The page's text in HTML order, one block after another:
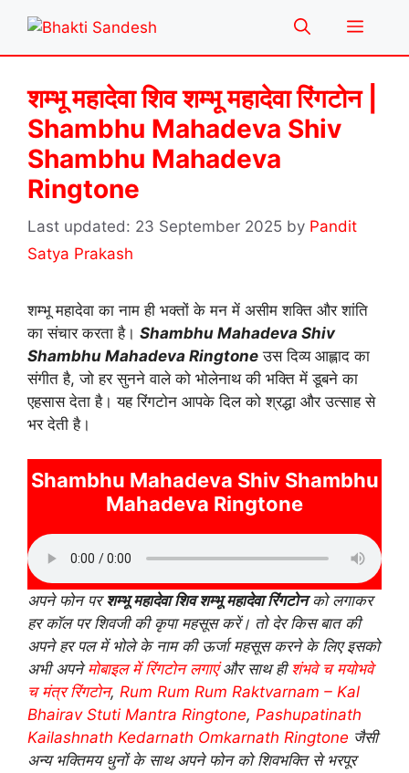
content
Menu
शम्भू महादेवा शिव शम्भू महादेवा रिंगटोन |
Shambhu Mahadeva Shiv
Shambhu Mahadeva
Ringtone
23 September 2025 by Pandit
Satya Prakash
शम्भू महादेवा का नाम ही भक्तों के मन में असीम शक्ति और शांति
का संचार करता है। Shambhu Mahadeva Shiv
Shambhu Mahadeva Ringtone उस दिव्य आह्लाद का
संगीत है, जो हर सुनने वाले को भोलेनाथ की भक्ति में डूबने का
एहसास देता है। यह रिंगटोन आपके दिल को श्रद्धा और उत्साह से
भर देती है।
Shambhu Mahadeva Shiv Shambhu
Mahadeva Ringtone
अपने फोन परशम्भू महादेवा शिव शम्भू महादेवा रिंगटोनको लगाकर
हर कॉल पर शिवजी की कृपा महसूस करें। तो देर किस बात की
अपने हर पल में भोले के नाम की ऊर्जा महसूस करने के लिए इसको
अभी अपनेमोबाइल में रिंगटोन लगाएंऔर साथ ही शंभवे च मयोभवे
च मंत्र रिंगटोन, Rum Rum Rum Raktvarnam – Kal
Bhairav Stuti Mantra Ringtone, Pashupatinath
Kailashnath Kedarnath Omkarnath Ringtone जैसी
अन्य भक्तिमय धुनों के साथ अपने फोन को शिवभक्ति से भरपूर